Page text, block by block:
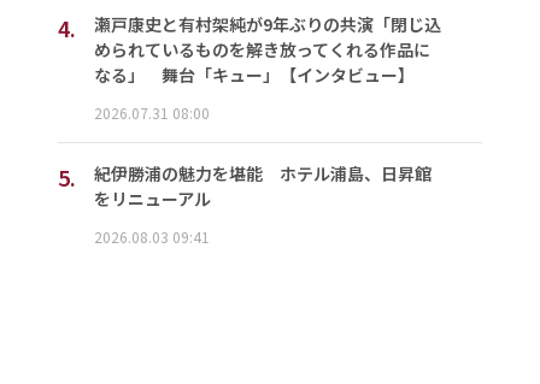
4.
瀬戸康史と有村架純が9年ぶりの共演「閉じ込
められているものを解き放ってくれる作品に
なる」 舞台「キュー」【インタビュー】
2026.07.31 08:00
5.
紀伊勝浦の魅力を堪能 ホテル浦島、日昇館
をリニューアル
2026.08.03 09:41